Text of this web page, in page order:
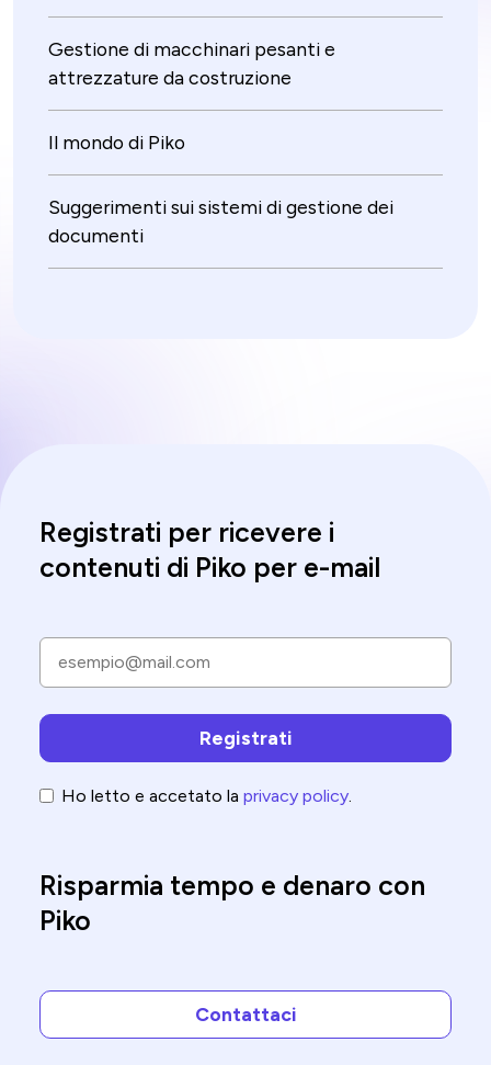
Gestione di macchinari pesanti e
attrezzature da costruzione
Il mondo di Piko
Suggerimenti sui sistemi di gestione dei
documenti
Registrati per ricevere i
contenuti di Piko per e-mail
Ho letto e accetato la privacy policy.
Risparmia tempo e denaro con
Piko
Contattaci